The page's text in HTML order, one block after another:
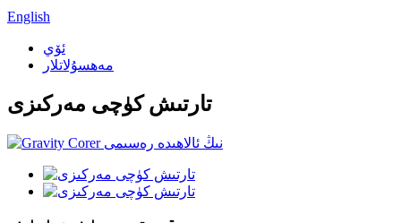
English
ئۆي
مەھسۇلاتلار
تارتىش كۈچى مەركىزى